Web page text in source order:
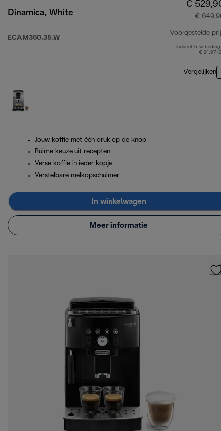
Dinamica, White
ECAM350.35.W
€
€
Voorgestelde
Inclusief btw-bedrag
€ 91,97
Vergelijken
Jouw koffie met één druk op de knop
Ruime keuze uit recepten
Verse koffie in ieder kopje
Verstelbare melkopschuimer
In winkelwagen
Meer informatie